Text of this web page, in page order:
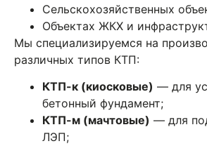
Сельскохозяйственных
Объектах ЖКХ и
Мы специализируемся на
различных типов КТП:
КТП-к (киосковые) — для
бетонный фундамент;
КТП-м (мачтовые) — для
ЛЭП;